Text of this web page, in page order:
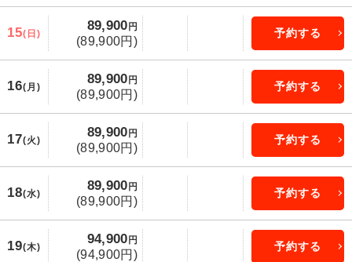
15(日)
89,900 円
(89,900円)
予約する
16(月)
89,900 円
(89,900円)
予約する
17(火)
89,900 円
(89,900円)
予約する
18(水)
89,900 円
(89,900円)
予約する
19(木)
94,900 円
(94,900円)
予約する